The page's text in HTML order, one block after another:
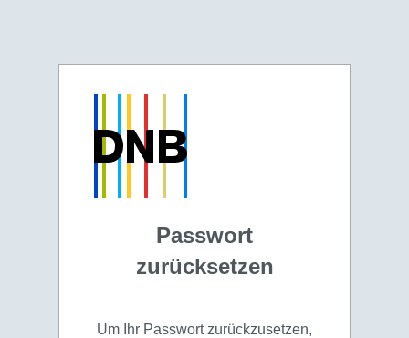
Passwort
zurücksetzen
Um Ihr Passwort zurückzusetzen,